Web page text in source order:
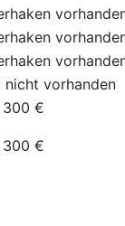
nicht vorhanden
300 €
300 €